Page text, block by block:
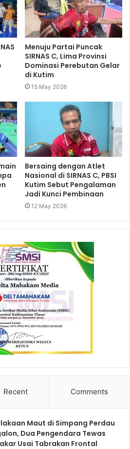
Menuju Partai Puncak
SIRNAS C, Lima Provinsi
Dominasi Perebutan Gelar
di Kutim
15 May 2026
Bersaing dengan Atlet
Nasional di SIRNAS C, PBSI
Kutim Sebut Pengalaman
Jadi Kunci Pembinaan
12 May 2026
Recent Comments
Maut di Simpang Perdau
Dua Pengendara Tewas
Usai Tabrakan Frontal